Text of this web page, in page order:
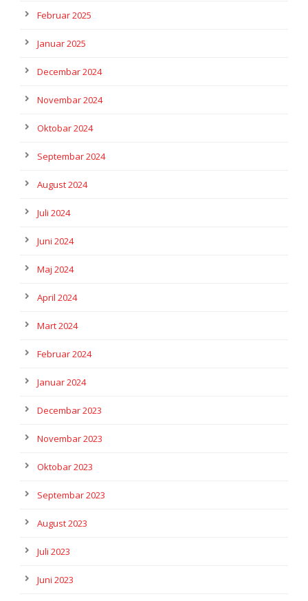
Februar 2025
Januar 2025
Decembar 2024
Novembar 2024
Oktobar 2024
Septembar 2024
August 2024
Juli 2024
Juni 2024
Maj 2024
April 2024
Mart 2024
Februar 2024
Januar 2024
Decembar 2023
Novembar 2023
Oktobar 2023
Septembar 2023
August 2023
Juli 2023
Juni 2023